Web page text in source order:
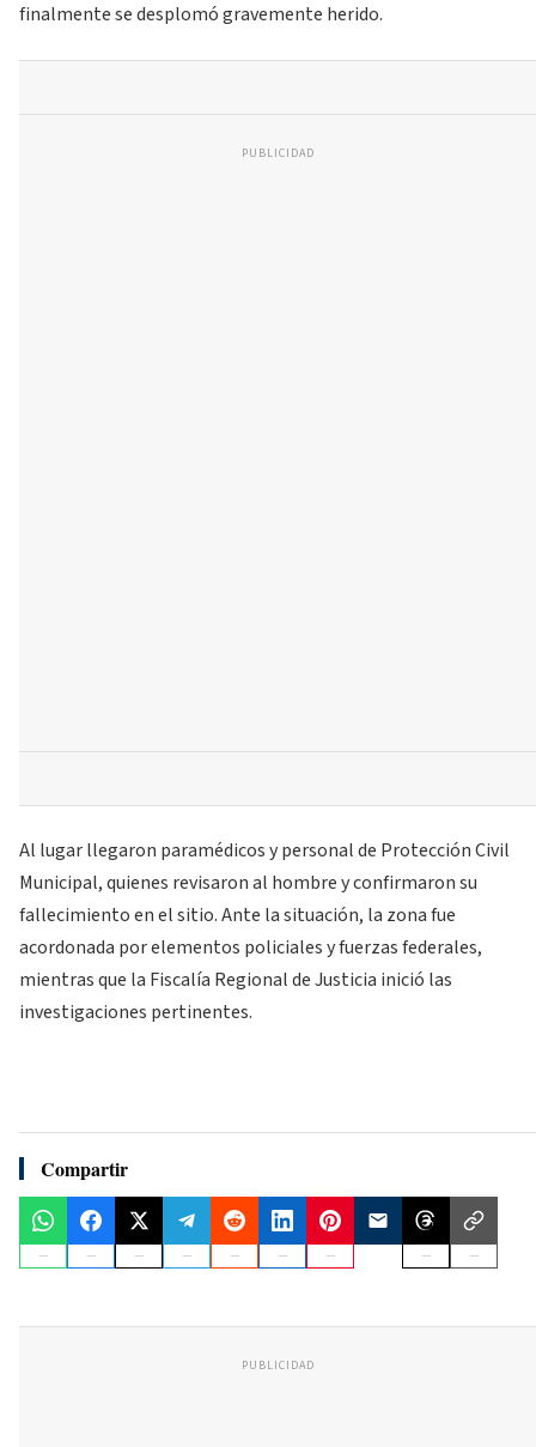
finalmente se desplomó gravemente herido.
PUBLICIDAD
Al lugar llegaron paramédicos y personal de Protección Civil
Municipal, quienes revisaron al hombre y confirmaron su
fallecimiento en el sitio. Ante la situación, la zona fue
acordonada por elementos policiales y fuerzas federales,
mientras que la Fiscalía Regional de Justicia inició las
investigaciones pertinentes.
Compartir
PUBLICIDAD